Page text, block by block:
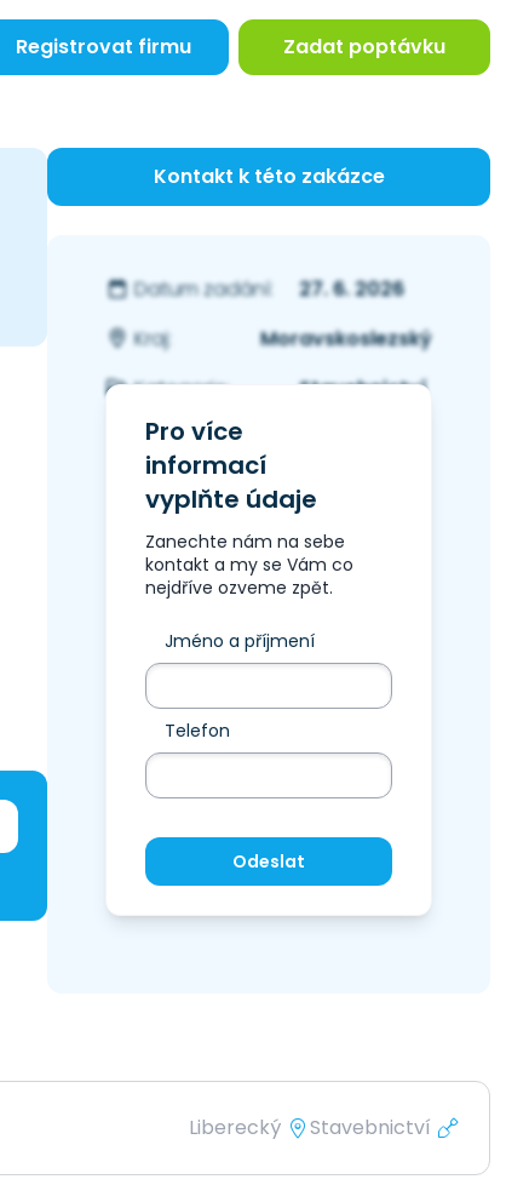
Registrovat firmu Zadat poptávku
Kontakt k této zakázce
Datum zadání:
27. 6. 2026
Kraj:
Moravskoslezský
Kategorie:
Stavebnictví
Pro více
informací
vyplňte údaje
Zanechte nám na sebe
kontakt a my se Vám co
nejdříve ozveme zpět.
Jméno a příjmení
Telefon
Odeslat
Liberecký Stavebnictví